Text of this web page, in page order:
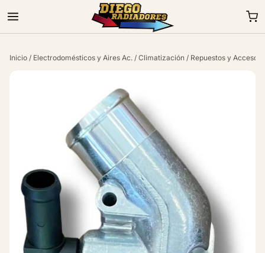
Inicio / Electrodomésticos y Aires Ac. / Climatización / Repuestos y